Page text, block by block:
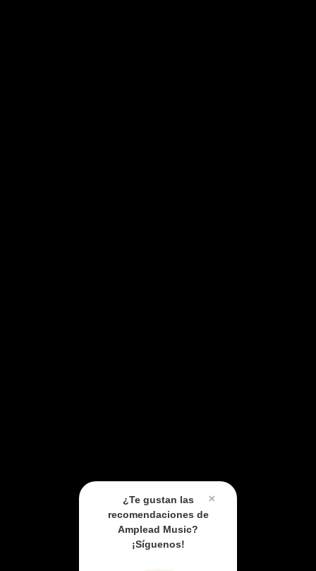
×
¿Te gustan las
recomendaciones de
Amplead Music?
¡Síguenos!